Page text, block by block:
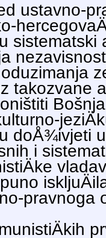
ustavno-
sistematski
takozvane
doÅ¾ivjeti
i
pravnoga